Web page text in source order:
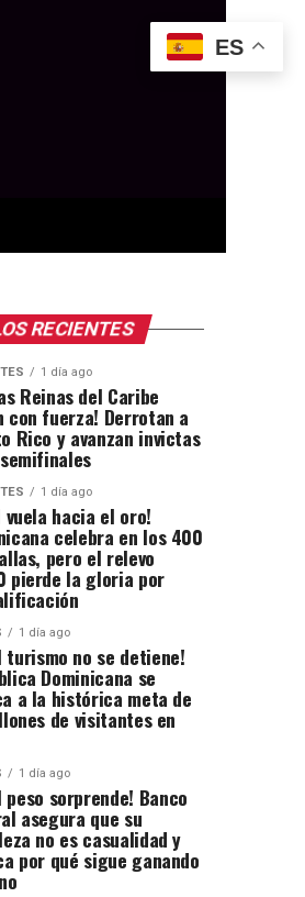
RECIENTES
1 día ago
Reinas del Caribe
con fuerza! Derrotan a
Rico y avanzan invictas
1 día ago
vuela hacia el oro!
celebra en los 400
pero el relevo
pierde la gloria por
1 día ago
turismo no se detiene!
Dominicana se
a la histórica meta de
de visitantes en
1 día ago
peso sorprende! Banco
asegura que su
no es casualidad y
por qué sigue ganando
ES